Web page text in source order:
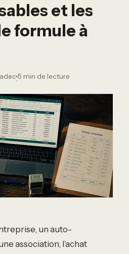
et les
formule à
·
5 min de lecture
un auto-
association, l’achat